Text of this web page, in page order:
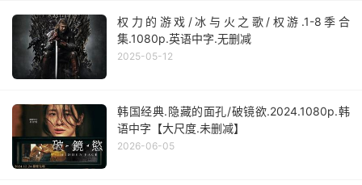
权力的游戏/冰与火之歌/权游.1-8季合
集.1080p.英语中字.无删减
2025-05-12
韩国经典.隐藏的面孔/破镜欲.2024.1080p.韩
语中字【大尺度.未删减】
2026-06-05